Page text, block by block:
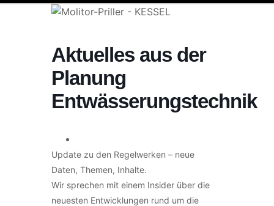
Aktuelles aus der
Planung
Entwässerungstechnik
Update zu den Regelwerken – neue
Daten, Themen, Inhalte.
Wir sprechen mit einem Insider über die
neuesten Entwicklungen rund um die